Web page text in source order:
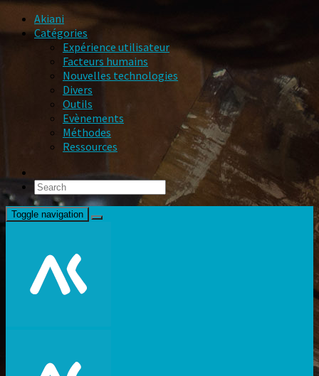
Akiani
Catégories
Expérience utilisateur
Facteurs humains
Nouvelles technologies
Divers
Outils
Evènements
Méthodes
Ressources
Toggle navigation